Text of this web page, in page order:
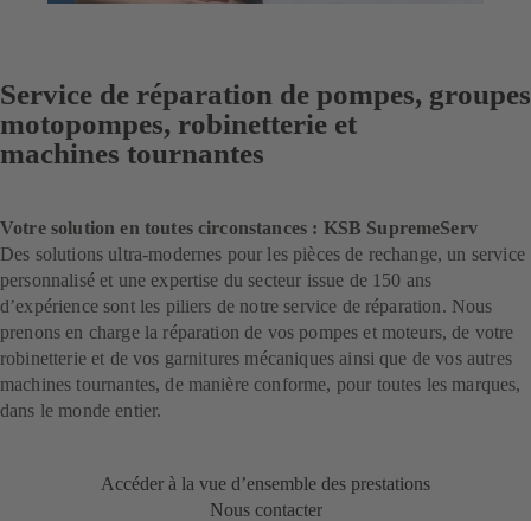
Service de réparation de pompes, groupes
motopompes, robinetterie et
machines tournantes
Votre solution en toutes circonstances : KSB SupremeServ
Des solutions ultra-modernes pour les pièces de rechange, un service
personnalisé et une expertise du secteur issue de 150 ans
d’expérience sont les piliers de notre service de réparation. Nous
prenons en charge la réparation de vos pompes et moteurs, de votre
robinetterie et de vos garnitures mécaniques ainsi que de vos autres
machines tournantes, de manière conforme, pour toutes les marques,
dans le monde entier.
Accéder à la vue d’ensemble des prestations
Nous contacter